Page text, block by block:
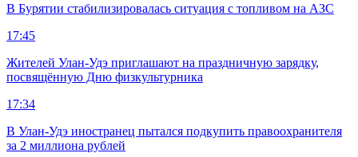
В Бурятии стабилизировалась ситуация с топливом на АЗС
17:45
Жителей Улан-Удэ приглашают на праздничную зарядку,
посвящённую Дню физкультурника
17:34
В Улан-Удэ иностранец пытался подкупить правоохранителя
за 2 миллиона рублей